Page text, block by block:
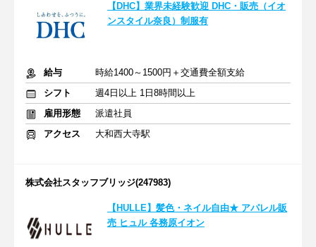
【DHC】業界未経験歓迎 DHC・販売（イオ
ンスタイル奈良）制服有
給与
時給1400～1500円＋交通費全額支給
シフト
週4日以上 1日8時間以上
雇用形態
派遣社員
アクセス
大和西大寺駅
株式会社スタッフブリッジ(247983)
【HULLE】髪色・ネイル自由★ アパレル販
売 ヒュル 各務原イオン